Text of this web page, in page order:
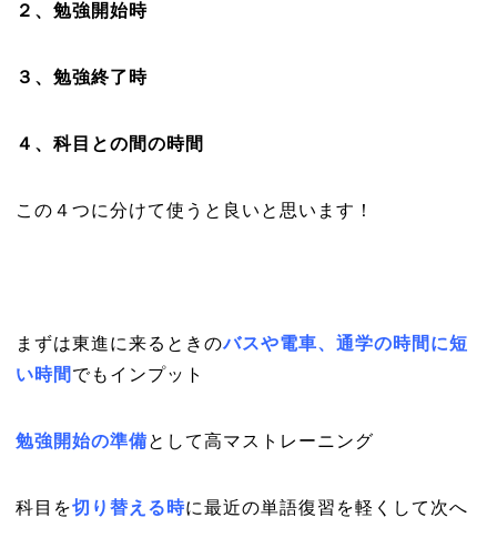
２、勉強開始時
３、勉強終了時
４、科目との間の時間
この４つに分けて使うと良いと思います！
まずは東進に来るときのバスや電車、通学の時間に短
い時間 でもインプット
勉強開始の準備として高マストレーニング
科目を切り替える時に最近の単語復習を軽くして次へ